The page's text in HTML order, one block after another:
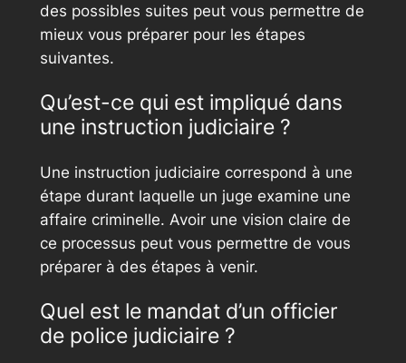
des possibles suites peut vous permettre de
mieux vous préparer pour les étapes
suivantes.
Qu’est-ce qui est impliqué dans
une instruction judiciaire ?
Une instruction judiciaire correspond à une
étape durant laquelle un juge examine une
affaire criminelle. Avoir une vision claire de
ce processus peut vous permettre de vous
préparer à des étapes à venir.
Quel est le mandat d’un officier
de police judiciaire ?